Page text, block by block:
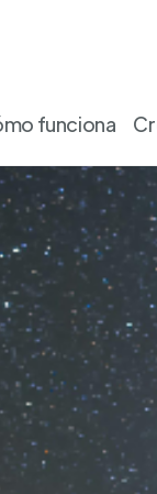
funciona